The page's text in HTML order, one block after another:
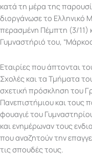
κατά τη μέρα της
διοργάνωσε το Ελληνικό
περασμένη Πέμπτη (3/11)
Γυμναστήριό του,
Εταιρίες που άπτονται
Σχολές και τα Τμήματα
σχετική πρόσκληση του
Πανεπιστήμιου και τους
φουαγιέ του
και ενημέρωναν τους
που αναζητούν την
τις σπουδές τους.